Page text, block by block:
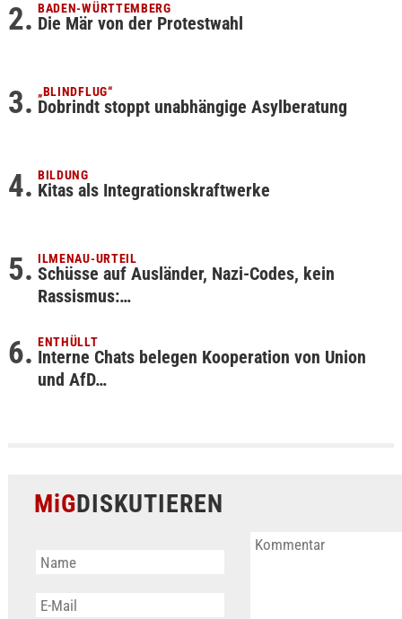
BADEN-WÜRTTEMBERG
Die Mär von der Protestwahl
„BLINDFLUG“
Dobrindt stoppt unabhängige Asylberatung
BILDUNG
Kitas als Integrationskraftwerke
ILMENAU-URTEIL
Schüsse auf Ausländer, Nazi-Codes, kein
Rassismus:…
ENTHÜLLT
Interne Chats belegen Kooperation von Union
und AfD…
MiGDISKUTIEREN